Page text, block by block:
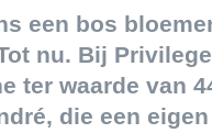
een bos
nu. Bij
ter waarde van
die een